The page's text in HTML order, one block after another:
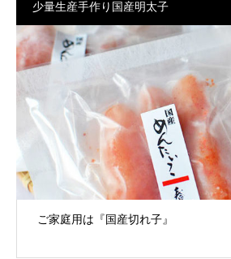
少量生産手作り国産明太子
ご家庭用は『国産切れ子』